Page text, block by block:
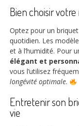
Bien choisir
Optez pour un
quotidien. Les
et à l’humidité. Pour
élégant et
vous l’utilisez
longévité optimale.
Entretenir son
vie